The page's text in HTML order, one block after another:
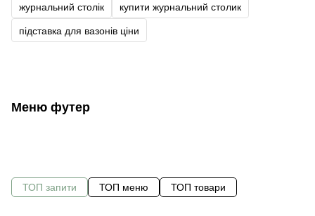
журнальний столік купити журнальний столик
підставка для вазонів ціни
Меню футер
ТОП запити ТОП меню ТОП товари